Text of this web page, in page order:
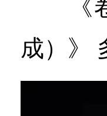
《卷
成）》